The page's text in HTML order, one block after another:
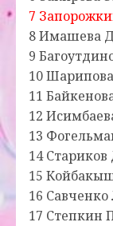
7
8 Имашева
9
10
11
12
13
14
15
16
17 Степкин